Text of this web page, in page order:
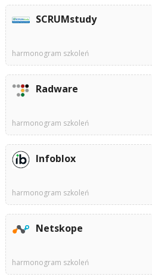
SCRUMstudy
harmonogram szkoleń
Radware
harmonogram szkoleń
Infoblox
harmonogram szkoleń
Netskope
harmonogram szkoleń